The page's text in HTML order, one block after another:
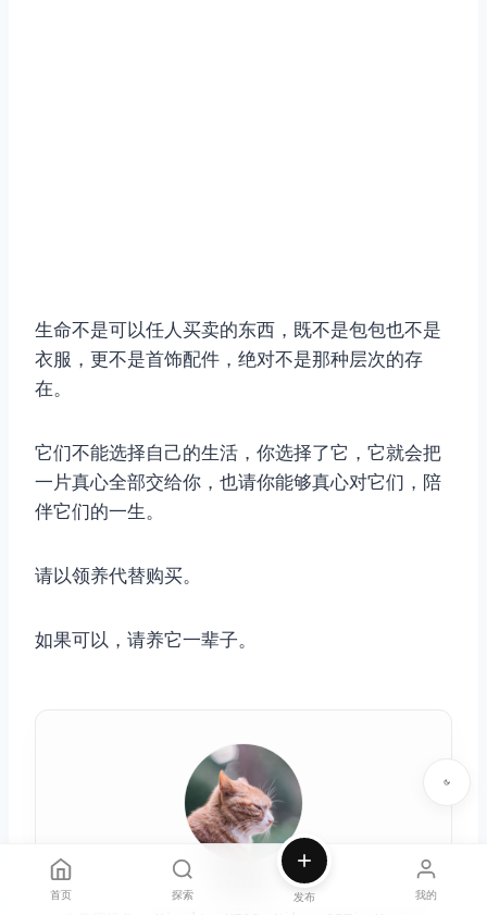
生命不是可以任人买卖的东西，既不是包包也不是
衣服，更不是首饰配件，绝对不是那种层次的存
在。
它们不能选择自己的生活，你选择了它，它就会把
一片真心全部交给你，也请你能够真心对它们，陪
伴它们的一生。
请以领养代替购买。
如果可以，请养它一辈子。
首页 探索 发布 我的